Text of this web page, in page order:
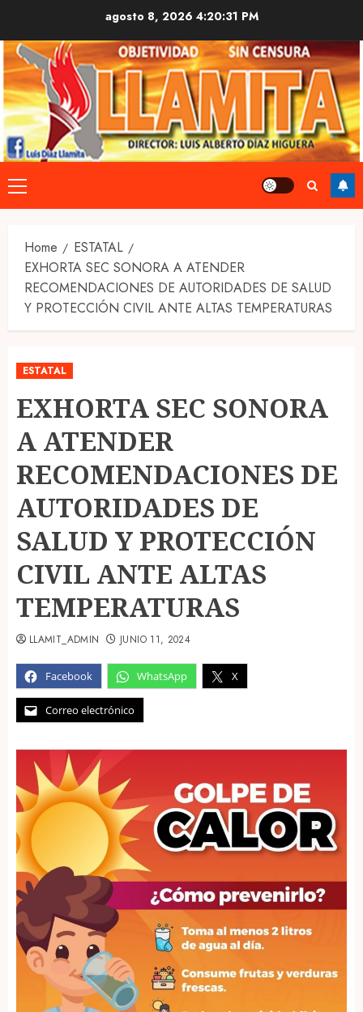
content
agosto 8, 2026 4:20:32 PM
Primary
Menu
Home
ESTATAL
EXHORTA SEC SONORA A ATENDER
RECOMENDACIONES DE AUTORIDADES DE SALUD
Y PROTECCIÓN CIVIL ANTE ALTAS TEMPERATURAS
ESTATAL
EXHORTA SEC SONORA
A ATENDER
RECOMENDACIONES DE
AUTORIDADES DE
SALUD Y PROTECCIÓN
CIVIL ANTE ALTAS
TEMPERATURAS
Facebook WhatsApp X
Correo electrónico
LLAMIT_ADMIN JUNIO 11, 2024